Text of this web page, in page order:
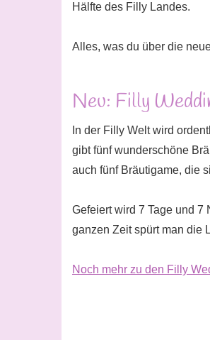
Hälfte des Filly Landes.
Alles, was du über die
Neu: Filly
In der Filly Welt wird
gibt fünf wunderschöne
auch fünf Bräutigame, die
Gefeiert wird 7 Tage und
ganzen Zeit spürt man die
Noch mehr zu den Filly